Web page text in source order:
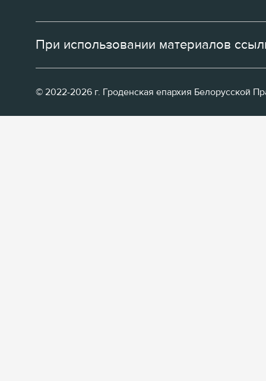
При использовании материалов
© 2022-2026 г. Гроденская епархия Белорусской